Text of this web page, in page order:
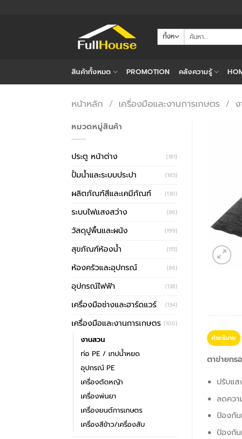
ค้นหา:
สินค้าทั้งหมด PROMOTION คลังความรู้
หน้าหลัก / เครื่องมือและงานการเกษตร /
หมวดหมู่สินค้า
ประตู หน้าต่าง (181)
ปั้มน้ำและระบบประปา (185)
ผลิตภัณฑ์สีและเคมีภัณฑ์ (130)
ระบบไฟแสงสว่าง (86)
วัสดุปูพื้นและผนัง (199)
สุขภัณฑ์ห้องน้ำ (115)
ห้องครัวและอุปกรณ์ (86)
อุปกรณ์ไฟฟ้า (138)
เครื่องมือช่างและฮาร์ดแวร์ (134)
เครื่องมือและงานการเกษตร (100)
งานสวน
ท่อ PE / เทปน้ำหยด
อุปกรณ์ PE
เครื่องตัดหญ้า
เครื่องพ่นยา
เครื่องยนต์การเกษตร
เครื่องสีข้าว/เครื่องสับ
คำอธิบาย
ตาข่ายกร
ปรับแส
ลดควา
ป้องกั
ป้องกัน